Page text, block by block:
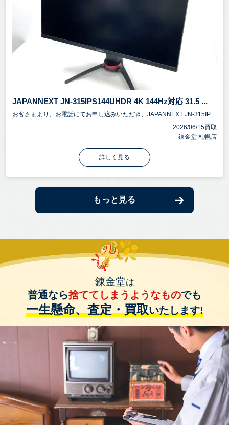
JAPANNEXT JN-315IPS144UHDR 4K 144Hz対応 31.5 ...
お客さまより、お電話にてお申し込みいただき、JAPANNEXT JN-315IP...
2026/06/15買取
錬金堂 札幌店
詳しく見る
もっと見る
錬金堂は
普通なら捨ててしまうようなものでも
一生懸命、査定・買取いたします!